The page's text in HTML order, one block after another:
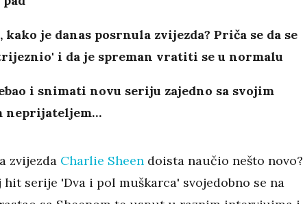
kako je danas posrnula zvijezda? Priča se da se
i da je spreman vratiti se u normalu
i snimati novu seriju zajedno sa svojim
neprijateljem…
zvijezdaCharlie Sheendoista naučio nešto novo?
serije 'Dva i pol muškarca' svojedobno se na